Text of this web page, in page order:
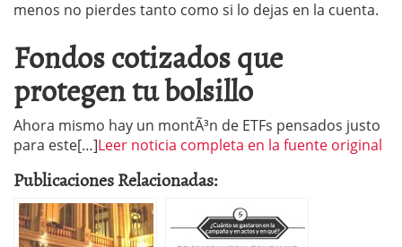
menos no pierdes tanto como si lo dejas en la cuenta.
Fondos cotizados que
protegen tu bolsillo
Ahora mismo hay un montÃ³n de ETFs pensados justo
para este[…]Leer noticia completa en la fuente original
Publicaciones Relacionadas: